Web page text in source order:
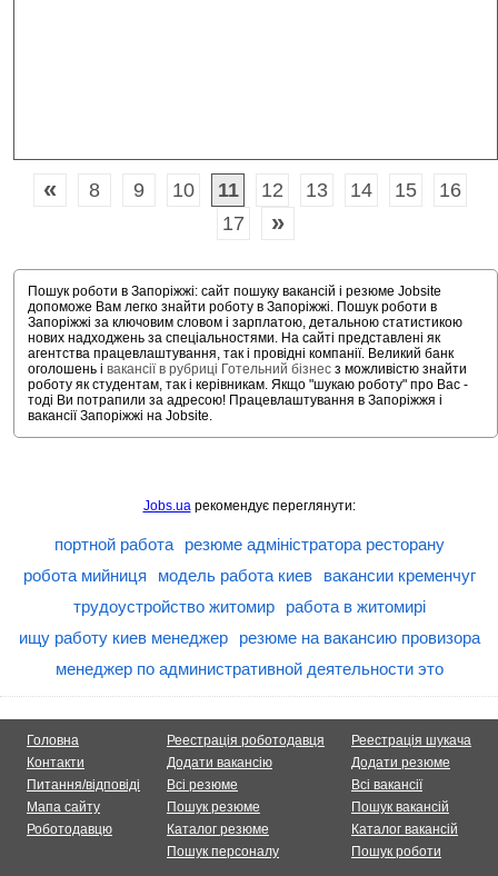
« 8 9 10 11 12 13 14 15
16
17
»
Пошук роботи в Запоріжжі: сайт пошуку вакансій і резюме Jobsite
допоможе Вам легко знайти роботу в Запоріжжі. Пошук роботи в
Запоріжжі за ключовим словом і зарплатою, детальною статистикою
нових надходжень за спеціальностями. На сайті представлені як
агентства працевлаштування, так і провідні компанії. Великий банк
оголошень і вакансії в рубриці Готельний бізнес з можливістю знайти
роботу як студентам, так і керівникам. Якщо "шукаю роботу" про Вас -
тоді Ви потрапили за адресою! Працевлаштування в Запоріжжя і
вакансії Запоріжжі на Jobsite.
Jobs.uaрекомендує переглянути:
портной работа
резюме адміністратора ресторану
робота мийниця
модель работа киев
вакансии кременчуг
трудоустройство житомир
работа в житомирі
ищу работу киев менеджер
резюме на вакансию провизора
менеджер по административной деятельности это
Головна
Контакти
Питання/відповіді
Мапа сайту
Роботодавцю
Реестрація роботодавця
Додати вакансію
Всі резюме
Пошук резюме
Каталог резюме
Пошук персоналу
Реестрація шукача
Додати резюме
Всі вакансії
Пошук вакансій
Каталог вакансій
Пошук роботи